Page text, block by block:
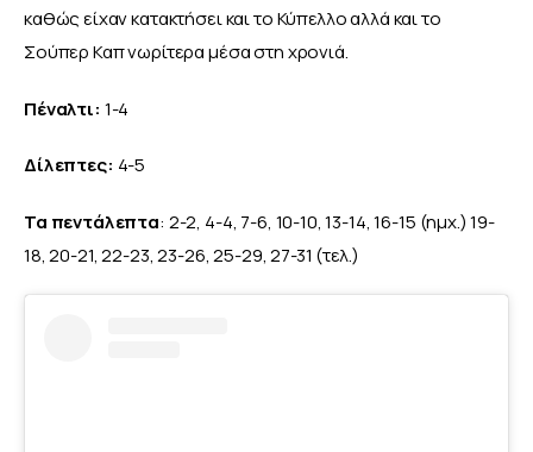
καθώς είχαν κατακτήσει και το Κύπελλο αλλά και το
Σούπερ Καπ νωρίτερα μέσα στη χρονιά.
Πέναλτι: 1-4
Δίλεπτες: 4-5
Τα πεντάλεπτα: 2-2, 4-4, 7-6, 10-10, 13-14, 16-15 (ημχ.) 19-
18, 20-21, 22-23, 23-26, 25-29, 27-31 (τελ.)